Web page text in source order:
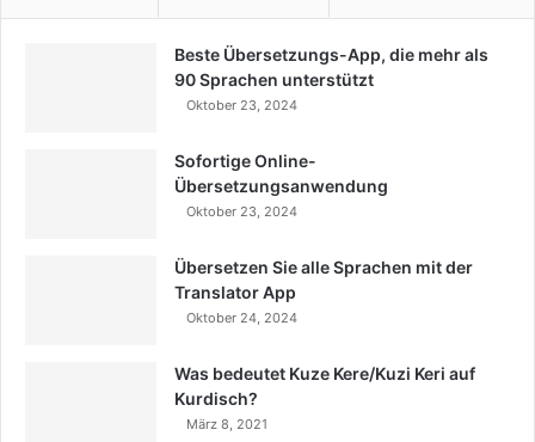
Beste Übersetzungs-App, die mehr als
90 Sprachen unterstützt
Oktober 23, 2024
Sofortige Online-
Übersetzungsanwendung
Oktober 23, 2024
Übersetzen Sie alle Sprachen mit der
Translator App
Oktober 24, 2024
Was bedeutet Kuze Kere/Kuzi Keri auf
Kurdisch?
März 8, 2021